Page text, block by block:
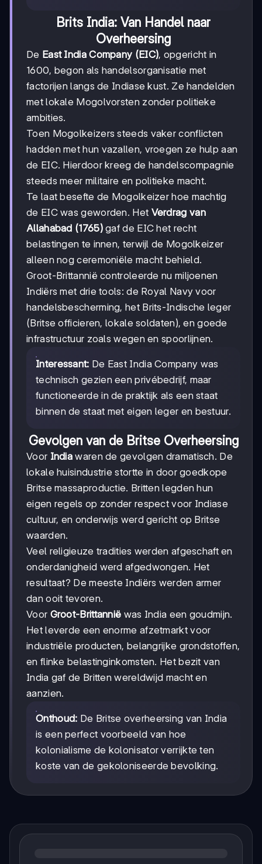
Brits India: Van Handel naar
Overheersing
De East India Company (EIC), opgericht in
1600, begon als handelsorganisatie met
factorijen langs de Indiase kust. Ze handelden
met lokale Mogolvorsten zonder politieke
ambities.
Toen Mogolkeizers steeds vaker conflicten
hadden met hun vazallen, vroegen ze hulp aan
de EIC. Hierdoor kreeg de handelscompagnie
steeds meer militaire en politieke macht.
Te laat besefte de Mogolkeizer hoe machtig
de EIC was geworden. Het Verdrag van
Allahabad (1765)gaf de EIC het recht
belastingen te innen, terwijl de Mogolkeizer
alleen nog ceremoniële macht behield.
Groot-Brittannië controleerde nu miljoenen
Indiërs met drie tools: de Royal Navy voor
handelsbescherming, het Brits-Indische leger
(Britse officieren, lokale soldaten), en goede
infrastructuur zoals wegen en spoorlijnen.
Interessant: De East India Company was
technisch gezien een privébedrijf, maar
functioneerde in de praktijk als een staat
binnen de staat met eigen leger en bestuur.
Gevolgen van de Britse Overheersing
Voor India waren de gevolgen dramatisch. De
lokale huisindustrie stortte in door goedkope
Britse massaproductie. Britten legden hun
eigen regels op zonder respect voor Indiase
cultuur, en onderwijs werd gericht op Britse
waarden.
Veel religieuze tradities werden afgeschaft en
onderdanigheid werd afgedwongen. Het
resultaat? De meeste Indiërs werden armer
dan ooit tevoren.
Voor Groot-Brittannië was India een goudmijn.
Het leverde een enorme afzetmarkt voor
industriële producten, belangrijke grondstoffen,
en flinke belastinginkomsten. Het bezit van
India gaf de Britten wereldwijd macht en
aanzien.
Onthoud: De Britse overheersing van India
is een perfect voorbeeld van hoe
kolonialisme de kolonisator verrijkte ten
koste van de gekoloniseerde bevolking.